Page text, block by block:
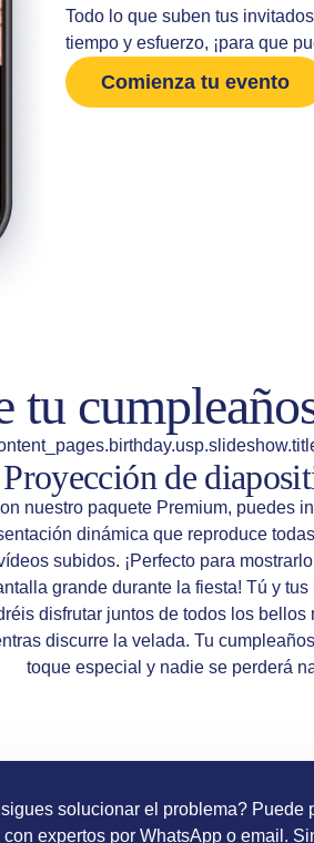
Todo lo que suben tus
tiempo y esfuerzo, ¡para que
Comienza tu evento
tu
Proyección de
nuestro paquete Premium, puedes
dinámica que reproduce
subidos. ¡Perfecto para
grande durante la fiesta! Tú y
disfrutar juntos de todos los bellos
discurre la velada. Tu
toque especial y nadie se perderá
solucionar el problema? Puede
con expertos por WhatsApp o email.